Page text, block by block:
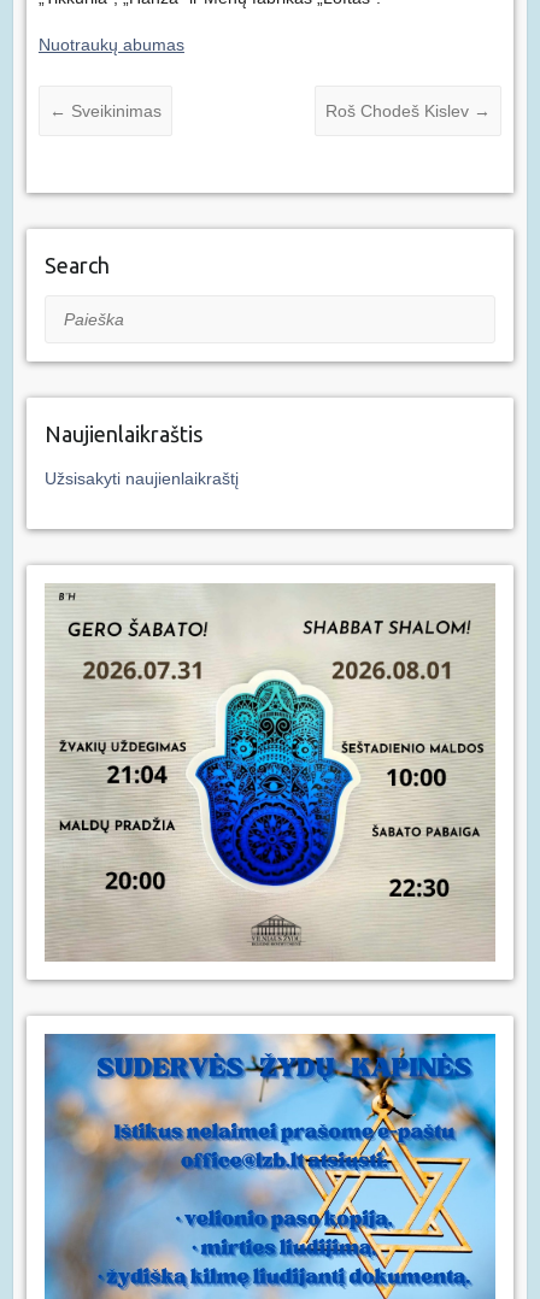
Nuotraukų abumas
← Sveikinimas Roš Chodeš Kislev →
Search
Paieška
Naujienlaikraštis
Užsisakyti naujienlaikraštį